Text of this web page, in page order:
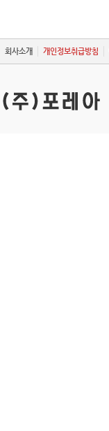
회사소개 개인정보취급방침